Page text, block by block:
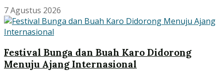
7 Agustus 2026
Festival Bunga dan Buah Karo Didorong
Menuju Ajang Internasional